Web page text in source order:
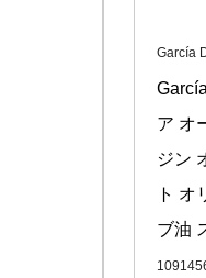
García
ア オ
ジン
ト オ
ブ油